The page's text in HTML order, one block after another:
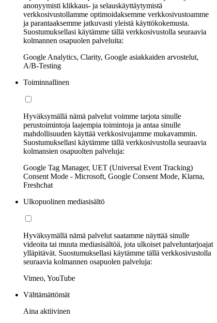
anonyymisti klikkaus- ja selauskäyttäytymistä
verkkosivustollamme optimoidaksemme verkkosivustoamme
ja parantaaksemme jatkuvasti yleistä käyttökokemusta.
Suostumuksellasi käytämme tällä verkkosivustolla seuraavia
kolmannen osapuolen palveluita:
Google Analytics, Clarity, Google asiakkaiden arvostelut,
A/B-Testing
Toiminnallinen
Hyväksymällä nämä palvelut voimme tarjota sinulle
perustoimintoja laajempia toimintoja ja antaa sinulle
mahdollisuuden käyttää verkkosivujamme mukavammin.
Suostumuksellasi käytämme tällä verkkosivustolla seuraavia
kolmansien osapuolten palveluja:
Google Tag Manager, UET (Universal Event Tracking)
Consent Mode - Microsoft, Google Consent Mode, Klarna,
Freshchat
Ulkopuolinen mediasisältö
Hyväksymällä nämä palvelut saatamme näyttää sinulle
videoita tai muuta mediasisältöä, jota ulkoiset palveluntarjoajat
ylläpitävät. Suostumuksellasi käytämme tällä verkkosivustolla
seuraavia kolmannen osapuolen palveluja:
Vimeo, YouTube
Välttämättömät
Aina aktiivinen